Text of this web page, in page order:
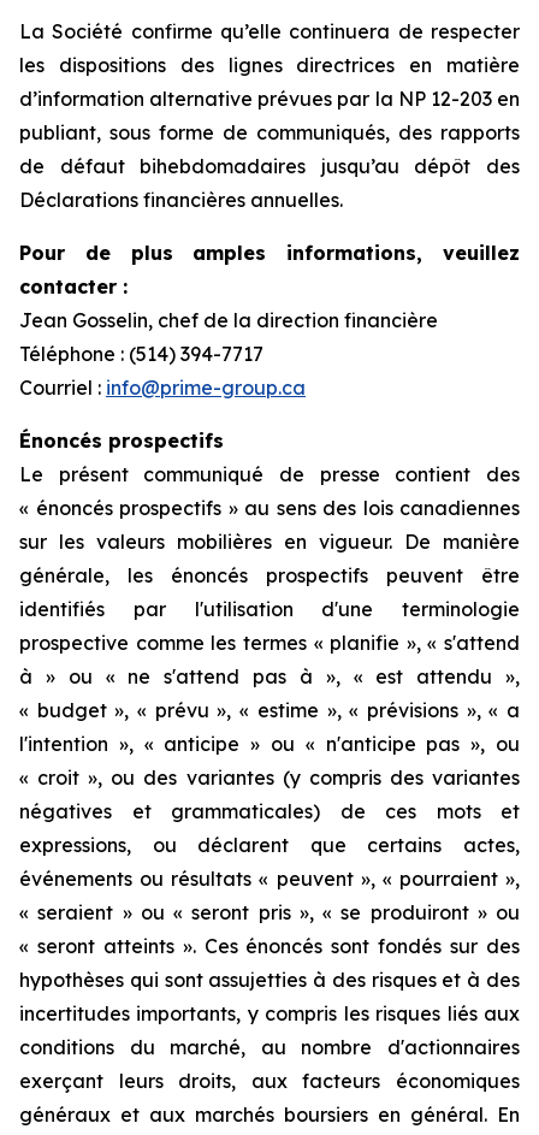
La Société confirme qu’elle continuera de respecter
les dispositions des lignes directrices en matière
d’information alternative prévues par la NP 12-203 en
publiant, sous forme de communiqués, des rapports
de défaut bihebdomadaires jusqu’au dépôt des
Déclarations financières annuelles.
Pour de plus amples informations, veuillez
contacter :
Jean Gosselin, chef de la direction financière
Téléphone : (514) 394-7717
Courriel : info@prime-group.ca
Énoncés prospectifs
Le présent communiqué de presse contient des
« énoncés prospectifs » au sens des lois canadiennes
sur les valeurs mobilières en vigueur. De manière
générale, les énoncés prospectifs peuvent être
identifiés par l'utilisation d'une terminologie
prospective comme les termes « planifie », « s'attend
à » ou « ne s'attend pas à », « est attendu »,
« budget », « prévu », « estime », « prévisions », « a
l'intention », « anticipe » ou « n'anticipe pas », ou
« croit », ou des variantes (y compris des variantes
négatives et grammaticales) de ces mots et
expressions, ou déclarent que certains actes,
événements ou résultats « peuvent », « pourraient »,
« seraient » ou « seront pris », « se produiront » ou
« seront atteints ».Ces énoncés sont fondés sur des
hypothèses qui sont assujetties à des risques et à des
incertitudes importants, y compris les risques liés aux
conditions du marché, au nombre d'actionnaires
exerçant leurs droits, aux facteurs économiques
généraux et aux marchés boursiers en général. En